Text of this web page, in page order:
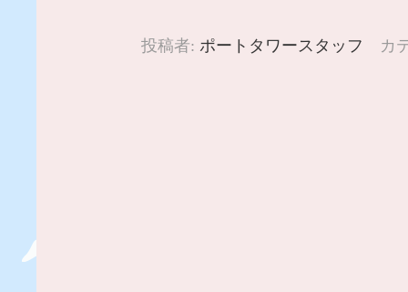
投稿者: ポートタワースタッフ カ